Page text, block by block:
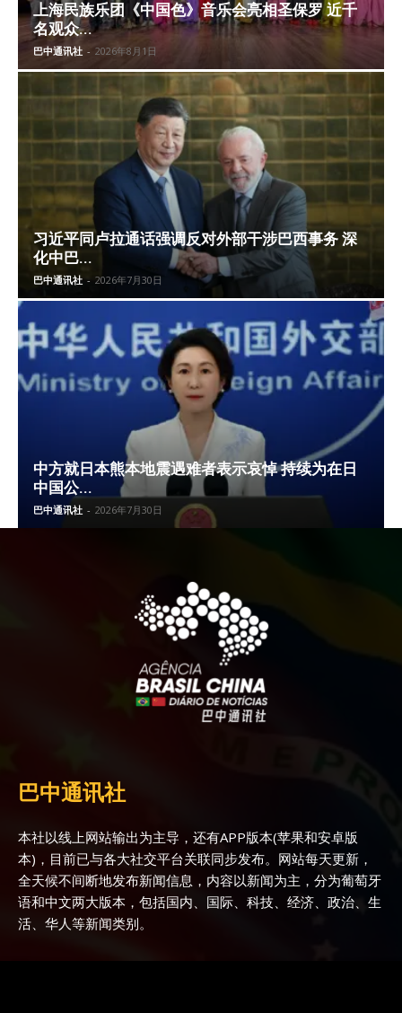
上海民族乐团《中国色》音乐会亮相圣保罗 近千
名观众...
巴中通讯社 - 2026年8月1日
习近平同卢拉通话强调反对外部干涉巴西事务 深
化中巴...
巴中通讯社 - 2026年7月30日
中方就日本熊本地震遇难者表示哀悼 持续为在日
中国公...
巴中通讯社 - 2026年7月30日
巴中通讯社
本社以线上网站输出为主导，还有APP版本(苹果和安卓版
本)，目前已与各大社交平台关联同步发布。网站每天更新，
全天候不间断地发布新闻信息，内容以新闻为主，分为葡萄牙
语和中文两大版本，包括国内、国际、科技、经济、政治、生
活、华人等新闻类别。